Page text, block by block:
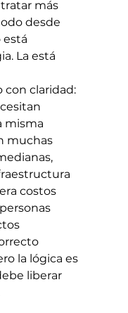
más
desde
está
La está
con claridad:
misma
muchas
costos
la lógica es
liberar